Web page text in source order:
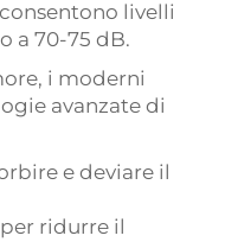
livelli
a 70-75 dB.
i moderni
avanzate di
e deviare il
ridurre il